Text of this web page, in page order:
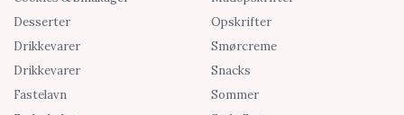
Desserter
Drikkevarer
Drikkevarer
Fastelavn
Opskrifter
Smørcreme
Snacks
Sommer